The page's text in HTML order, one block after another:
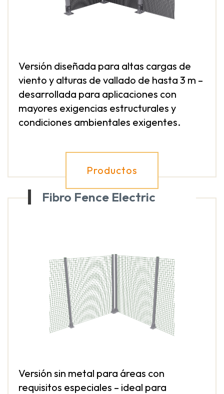
Versión diseñada para altas cargas de
viento y alturas de vallado de hasta 3 m –
desarrollada para aplicaciones con
mayores exigencias estructurales y
condiciones ambientales exigentes.
Productos
Fibro Fence Electric
Versión sin metal para áreas con
requisitos especiales – ideal para